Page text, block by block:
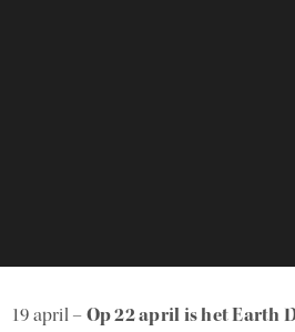
19 april –Op 22 april is het Earth